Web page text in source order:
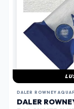
DALER ROWNEY
DALER